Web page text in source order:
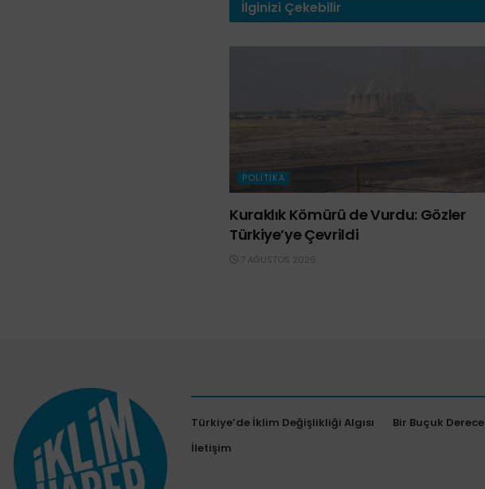
İlginizi Çekebilir
POLITIKA
Kuraklık Kömürü de Vurdu: Gözler
Türkiye’ye Çevrildi
7 AĞUSTOS 2026
Türkiye’de İklim Değişlikliği Algısı Bir Buçuk Derece
İletişim